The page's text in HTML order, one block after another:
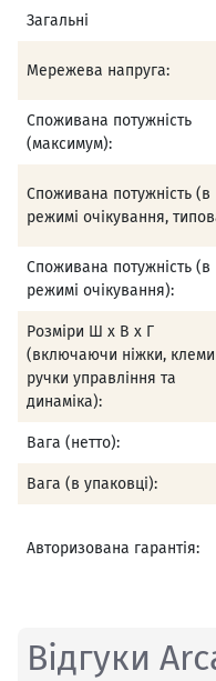
Загальні
Мережева напруга:
Споживана потужність
(максимум):
Споживана потужність (в
режимі очікування,
Споживана потужність (в
режимі очікування):
Розміри Ш х В х Г
(включаючи ніжки, клеми
ручки управління та
динаміка):
Вага (нетто):
Вага (в упаковці):
Авторизована гарантія:
Відгуки